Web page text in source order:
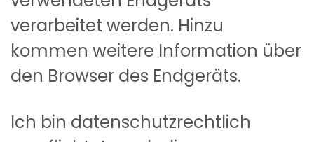
verarbeitet werden. Hinzu
kommen weitere Information über
den Browser des Endgeräts.
Ich bin datenschutzrechtlich